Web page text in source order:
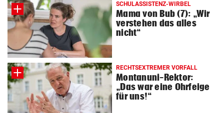
SCHULASSISTENZ-WIRBEL
Mama von Bub (7): „Wir
verstehen das alles
nicht“
RECHTSEXTREMER VORFALL
Montanuni-Rektor:
„Das war eine Ohrfeige
für uns!“